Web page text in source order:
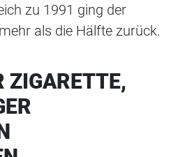
zu 1991 ging der
als die Hälfte zurück.
ZIGARETTE,